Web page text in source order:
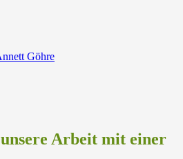
Göhre
Arbeit mit einer